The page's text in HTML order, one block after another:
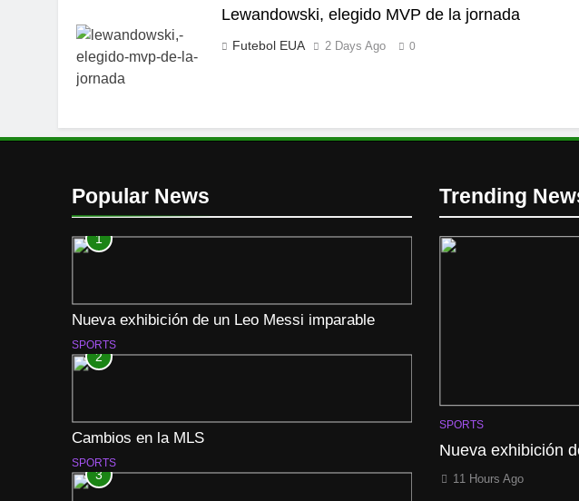
Lewandowski, elegido MVP de la jornada
Futebol EUA 2 Days Ago 0
Popular News
1
Nueva exhibición de un Leo Messi imparable
SPORTS
2
Cambios en la MLS
SPORTS
3
Trending
SPORTS
Nueva exhibición
11 Hours Ago